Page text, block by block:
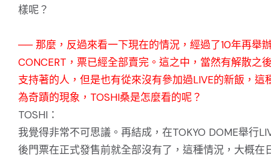
樣呢？
── 那麼，反過來看一下現在的情況，經過了10年再舉
CONCERT，票已經全部賣完。這之中，當然有解散之
支持著的人，但是也有從來沒有參加過LIVE的新飯，這
為奇蹟的現象，TOSHI桑是怎麼看的呢？
TOSHI：
我覺得非常不可思議。再結成，在TOKYO DOME舉行
後門票在正式發售前就全部沒有了，這種情況，大概在